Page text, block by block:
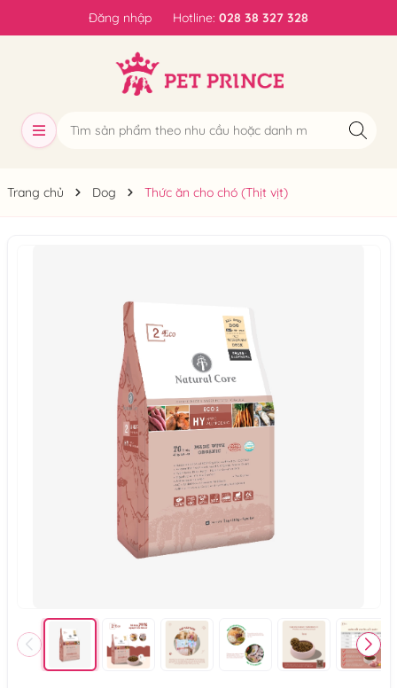
Đăng nhập Hotline: 028 38 327 328
Trang chủ Dog Thức ăn cho chó (Thịt vịt)